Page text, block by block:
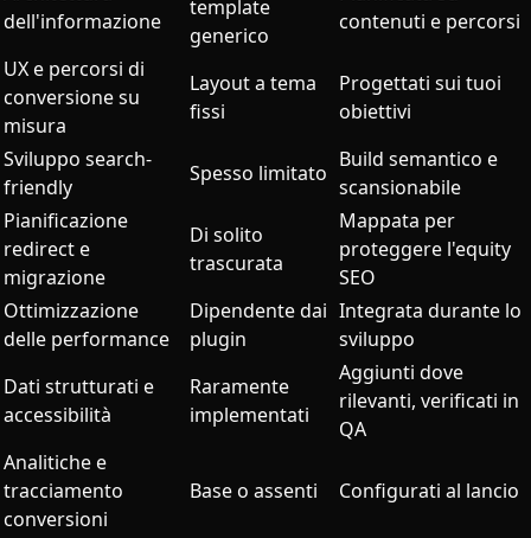
dell'informazione
template
generico
contenuti e percorsi
UX e percorsi di
conversione su
misura
Layout a tema
fissi
Progettati sui tuoi
obiettivi
Sviluppo search-
friendly
Spesso limitato
Build semantico e
scansionabile
Pianificazione
redirect e
migrazione
Di solito
trascurata
Mappata per
proteggere l'equity
SEO
Ottimizzazione
delle performance
Dipendente dai
plugin
Integrata durante lo
sviluppo
Dati strutturati e
accessibilità
Raramente
implementati
Aggiunti dove
rilevanti, verificati in
QA
Analitiche e
tracciamento
conversioni
Base o assenti Configurati al lancio